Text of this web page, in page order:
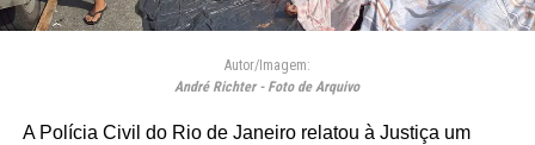
Autor/Imagem:
André Richter - Foto de Arquivo
A Polícia Civil do Rio de Janeiro relatou à Justiça um